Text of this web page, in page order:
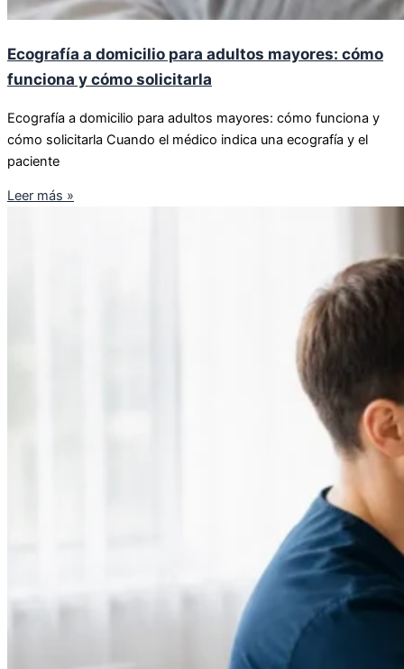
Ecografía a domicilio para adultos mayores: cómo
funciona y cómo solicitarla
Ecografía a domicilio para adultos mayores: cómo funciona y
cómo solicitarla Cuando el médico indica una ecografía y el
paciente
Leer más »